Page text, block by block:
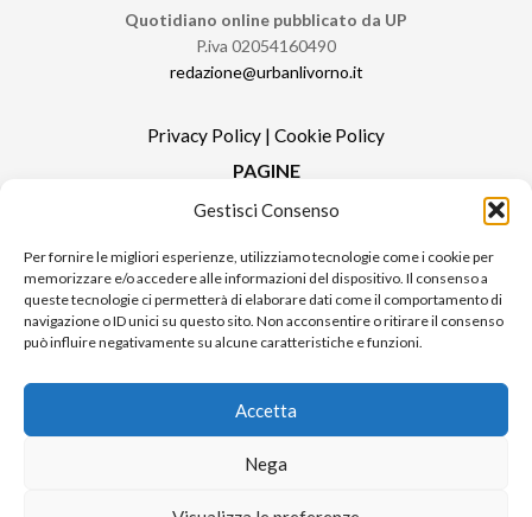
Gestisci Consenso
Per fornire le migliori esperienze, utilizziamo tecnologie come i cookie per
memorizzare e/o accedere alle informazioni del dispositivo. Il consenso a
queste tecnologie ci permetterà di elaborare dati come il comportamento di
navigazione o ID unici su questo sito. Non acconsentire o ritirare il consenso
può influire negativamente su alcune caratteristiche e funzioni.
Accetta
Nega
Quotidiano online pubblicato da UP
P.iva 02054160490
redazione@urbanlivorno.it
Privacy Policy | Cookie Policy
PAGINE
Redazione
Contatti
Pubblicità
Sitemap
RUBRICHE
Urban Video